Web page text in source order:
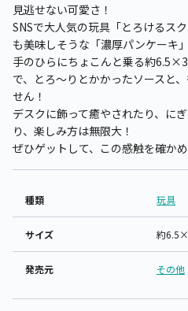
見逃せない可愛さ！
SNSで大人気の玩具「とろけるス
も美味しそうな「濃厚パンケーキ
手のひらにちょこんと乗る約
で、とろ～りとかかったソースと
せん！
デスクに飾って癒やされたり、に
り、楽しみ方は無限大！
ぜひゲットして、この感触を確か
種類 玩具
サイズ 約
発売元 その他